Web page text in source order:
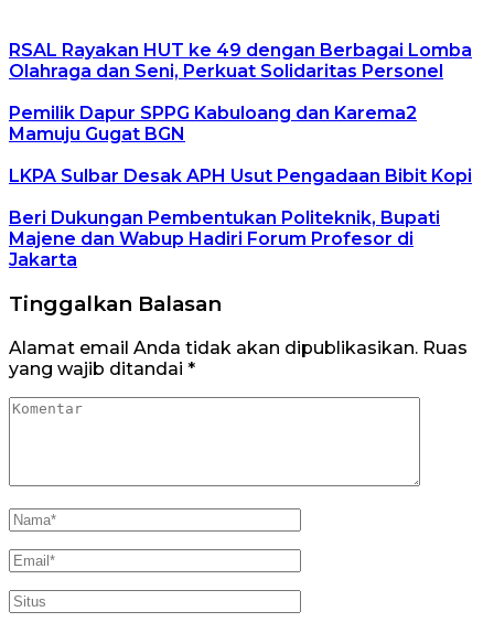
RSAL Rayakan HUT ke 49 dengan Berbagai Lomba
Olahraga dan Seni, Perkuat Solidaritas Personel
Pemilik Dapur SPPG Kabuloang dan Karema2
Mamuju Gugat BGN
LKPA Sulbar Desak APH Usut Pengadaan Bibit Kopi
Beri Dukungan Pembentukan Politeknik, Bupati
Majene dan Wabup Hadiri Forum Profesor di
Jakarta
Tinggalkan Balasan
Alamat email Anda tidak akan dipublikasikan. Ruas
yang wajib ditandai *